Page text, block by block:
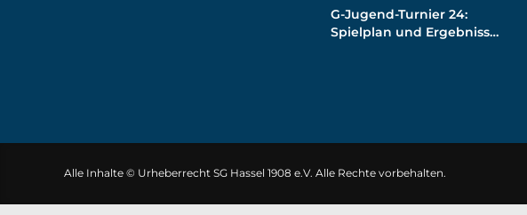
G-Jugend-Turnier 24:
Spielplan und Ergebnisse
Alle Inhalte © Urheberrecht SG Hassel 1908 e.V. Alle Rechte vorbehalten.